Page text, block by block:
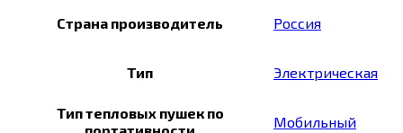
Страна производитель Россия
Тип Электрическая
Тип тепловых пушек по
Мобильный